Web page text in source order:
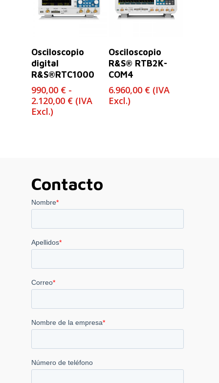
Seleccionar
Opciones
Osciloscopio
digital
R&S®RTC1000
990,00 € -
2.120,00 €Rango
(IVA
Excl.)
Osciloscopio
R&S® RTB2K-
COM4
6.960,00 € (IVA
Excl.)
Contacto